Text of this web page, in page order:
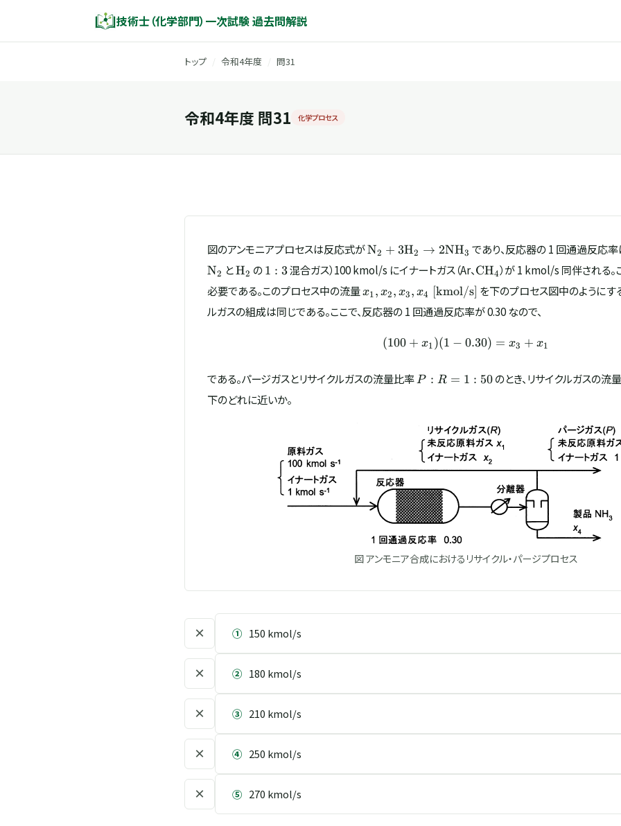
技術士（化学部門）一次試験 過去問解説
トップ 令和4年度 問31
令和4年度 問31 化学プロセス
図のアンモニアプロセスは反応式が\mathrm{N_2} +
\rightarrow
2\mathrm{NH_3}
N2 + 3H2 → 2NH3 であり、反応器の 1 回通過反応率
N2 と\mathrm{H_2}
H2 の1:3
1 : 3混合ガス）100 kmol/s にイナートガス（Ar、\mathrm{CH_4}
CH4）が 1 kmol/s 同伴される
必要である。このプロセス中の流量x_1, x_2, x_3, x_4\
[\mathrm{kmol/s}]
x1, x2, x3, x4 [kmol/s] を下のプロセス図中のようにす
ルガスの組成は同じである。ここで、反応器の 1 回通過反応率が 0.30 なので、
(100 + x_1)(1 - 0.30) = x_3
(100 + x1)(1 − 0.30) = x3 + x1
である。パージガスとリサイクルガスの流量比率 P:R
P : R = 1 : 50のとき、リサイクルガスの流
下のどれに近いか。
図 アンモニア合成におけるリサイクル・パージプロセス
× ① 150 kmol/s
× ② 180 kmol/s
× ③ 210 kmol/s
× ④ 250 kmol/s
× ⑤ 270 kmol/s